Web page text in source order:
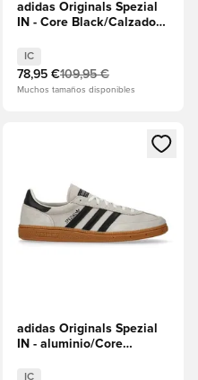
adidas Originals Spezial
IN - Core Black/Calzado
IC
78,95 €109,95 €
Muchos tamaños disponibles
o registrarse como
Abre un modal para iniciar
adidas Originals Spezial
IN - aluminio/Core
IC